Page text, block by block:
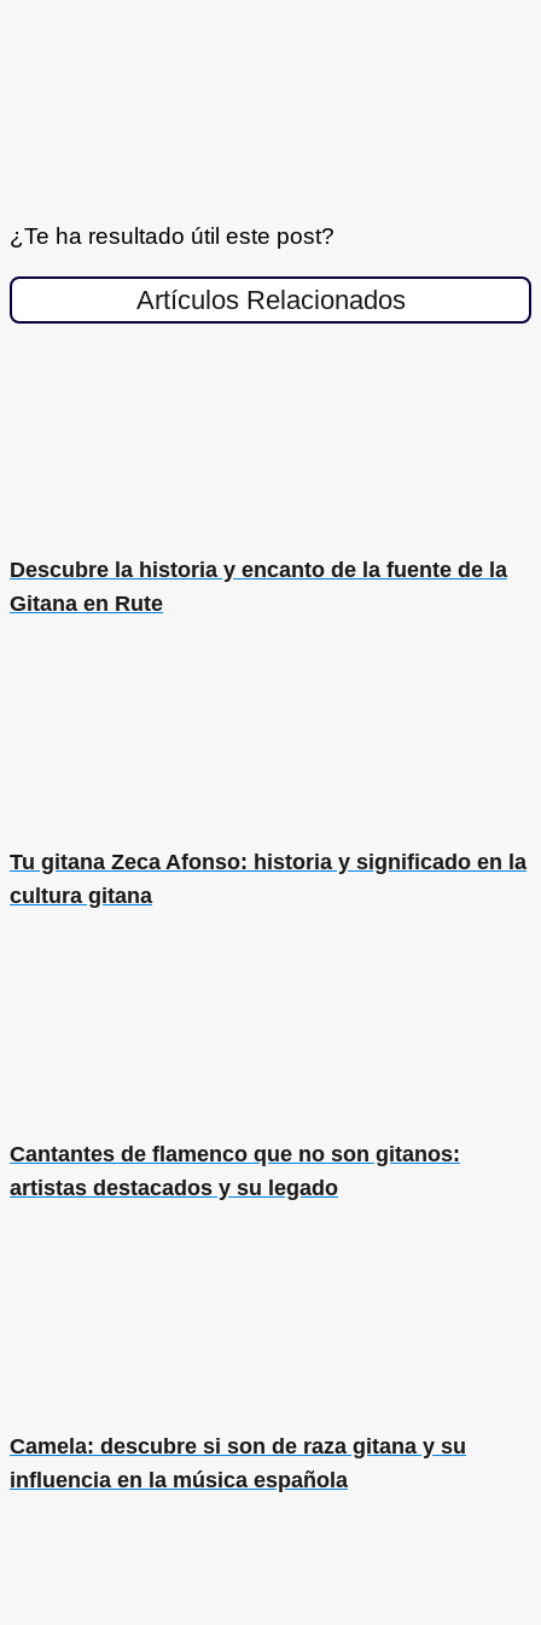
¿Te ha resultado útil este post?
Artículos Relacionados
Descubre la historia y encanto de la fuente de la
Gitana en Rute
Tu gitana Zeca Afonso: historia y significado en la
cultura gitana
Cantantes de flamenco que no son gitanos:
artistas destacados y su legado
Camela: descubre si son de raza gitana y su
influencia en la música española